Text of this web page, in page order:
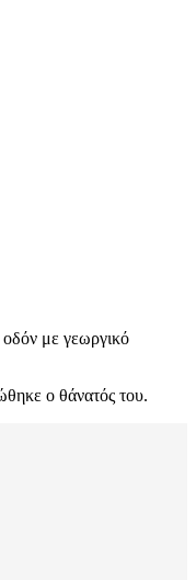
με γεωργικό
ο θάνατός του.